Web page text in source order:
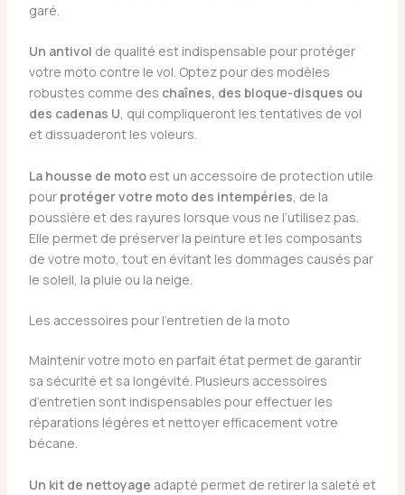
garé.
Un antivol de qualité est indispensable pour protéger
votre moto contre le vol. Optez pour des modèles
robustes comme des chaînes, des bloque-disques ou
des cadenas U, qui compliqueront les tentatives de vol
et dissuaderont les voleurs.
La housse de motoest un accessoire de protection utile
pour protéger votre moto des intempéries, de la
poussière et des rayures lorsque vous ne l’utilisez pas.
Elle permet de préserver la peinture et les composants
de votre moto, tout en évitant les dommages causés par
le soleil, la pluie ou la neige.
Les accessoires pour l’entretien de la moto
Maintenir votre moto en parfait état permet de garantir
sa sécurité et sa longévité. Plusieurs accessoires
d’entretien sont indispensables pour effectuer les
réparations légères et nettoyer efficacement votre
bécane.
Un kit de nettoyage adapté permet de retirer la saleté et